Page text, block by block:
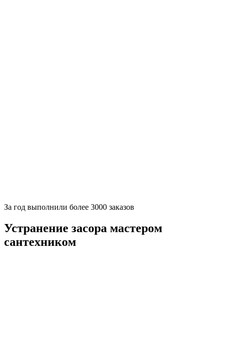
За год выполнили более 3000 заказов
Устранение засора мастером
сантехником